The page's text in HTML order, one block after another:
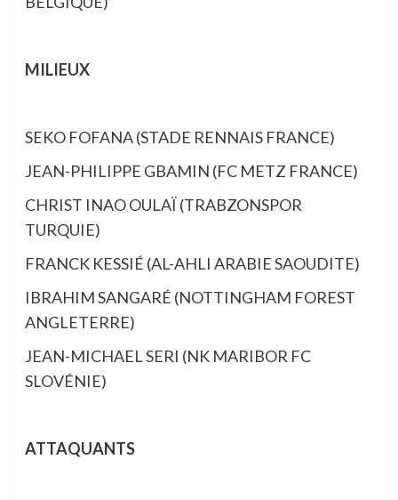
MILIEUX
SEKO FOFANA (STADE RENNAIS FRANCE)
JEAN-PHILIPPE GBAMIN (FC METZ FRANCE)
CHRIST INAO OULAÏ (TRABZONSPOR
TURQUIE)
FRANCK KESSIÉ (AL-AHLI ARABIE SAOUDITE)
IBRAHIM SANGARÉ (NOTTINGHAM FOREST
ANGLETERRE)
JEAN-MICHAEL SERI (NK MARIBOR FC
SLOVÉNIE)
ATTAQUANTS